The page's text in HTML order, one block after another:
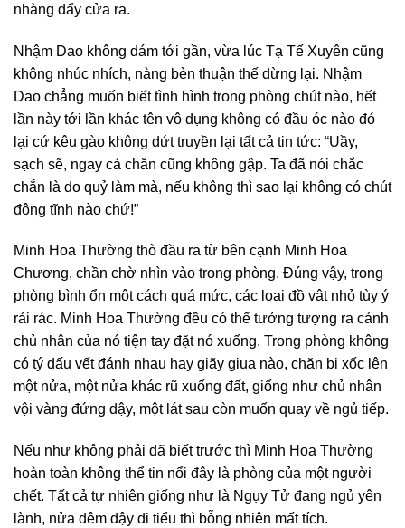
nhàng đẩy cửa ra.
Nhậm Dao không dám tới gần, vừa lúc Tạ Tế Xuyên cũng
không nhúc nhích, nàng bèn thuận thế dừng lại. Nhậm
Dao chẳng muốn biết tình hình trong phòng chút nào, hết
lần này tới lần khác tên vô dụng không có đầu óc nào đó
lại cứ kêu gào không dứt truyền lại tất cả tin tức: “Uầy,
sạch sẽ, ngay cả chăn cũng không gập. Ta đã nói chắc
chắn là do quỷ làm mà, nếu không thì sao lại không có chút
động tĩnh nào chứ!”
Minh Hoa Thường thò đầu ra từ bên cạnh Minh Hoa
Chương, chần chờ nhìn vào trong phòng. Đúng vậy, trong
phòng bình ổn một cách quá mức, các loại đồ vật nhỏ tùy ý
rải rác. Minh Hoa Thường đều có thể tưởng tượng ra cảnh
chủ nhân của nó tiện tay đặt nó xuống. Trong phòng không
có tý dấu vết đánh nhau hay giãy giụa nào, chăn bị xốc lên
một nửa, một nửa khác rũ xuống đất, giống như chủ nhân
vội vàng đứng dậy, một lát sau còn muốn quay về ngủ tiếp.
Nếu như không phải đã biết trước thì Minh Hoa Thường
hoàn toàn không thể tin nổi đây là phòng của một người
chết. Tất cả tự nhiên giống như là Ngụy Tử đang ngủ yên
lành, nửa đêm dậy đi tiểu thì bỗng nhiên mất tích.